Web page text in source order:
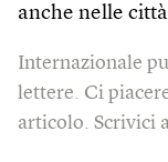
anche nelle
Internazionale
lettere. Ci
articolo. Scrivici